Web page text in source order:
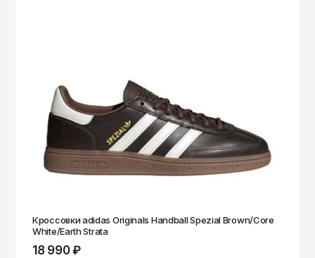
Кроссовки adidas Originals Handball Spezial Brown/Core
White/Earth Strata
18 990 ₽